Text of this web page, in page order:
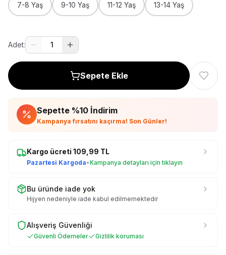
7-8 Yaş 9-10 Yaş 11-12 Yaş 13-14 Yaş
Adet: 1
Sepete Ekle
Sepette %10 İndirim
Kampanya fırsatını kaçırma! Son Günler!
Kargo ücreti 109,99 TL
Pazartesi Kargoda•Kampanya detayları için tıklayın
Bu üründe iade yok
Hijyen nedeniyle iade kabul edilmemektedir
Alışveriş Güvenliği
Güvenli Ödemeler Gizlilik koruması